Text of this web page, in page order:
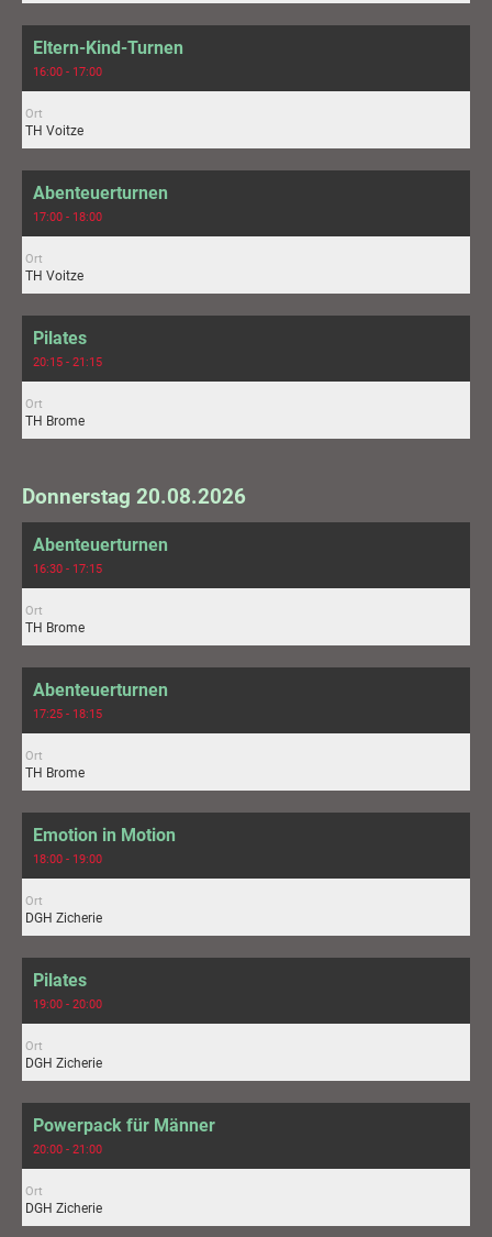
Eltern-Kind-Turnen
16:00 - 17:00
Ort
TH Voitze
Abenteuerturnen
17:00 - 18:00
Ort
TH Voitze
Pilates
20:15 - 21:15
Ort
TH Brome
Donnerstag 20.08.2026
Abenteuerturnen
16:30 - 17:15
Ort
TH Brome
Abenteuerturnen
17:25 - 18:15
Ort
TH Brome
Emotion in Motion
18:00 - 19:00
Ort
DGH Zicherie
Pilates
19:00 - 20:00
Ort
DGH Zicherie
Powerpack für Männer
20:00 - 21:00
Ort
DGH Zicherie